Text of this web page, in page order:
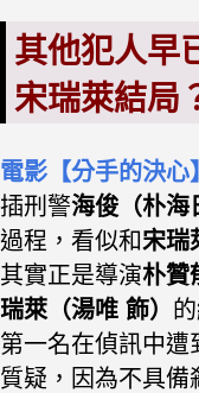
其他犯人早
宋瑞萊結局
電影【分手的決
插刑警海俊（朴海
過程， 看似和宋瑞
其實正是導演朴贊
瑞萊（湯唯 飾）
第一名在偵訊中遭
質疑，因為不具備